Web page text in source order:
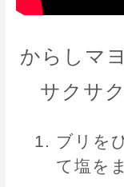
からしマ
サクサ
ブリを
て塩を